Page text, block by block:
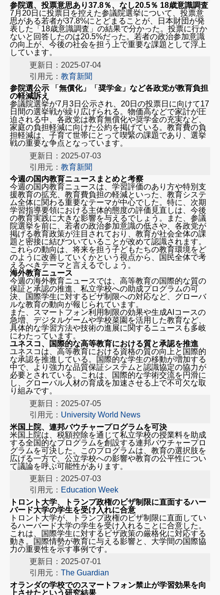
参院選、投票意思あり37.8％、なし20.5％ 18歳意識調査
7月20日に投票日を控えた参議院選挙について、投票意
思がある若者が37.8%にとどまることが、日本財団が発
表した「18歳意識調査」の結果で分かった。投票に行か
ないと回答したのは20.5%だった。若者の政治参加意識
の向上が、今後の社会を担う上で重要な課題として浮上
しています。
更新日：2025-07-04
引用元： 教育新聞
参院選公示 「無償化」「奨学金」など各政党が教育負担
の軽減訴え
参議院選挙が7月3日公示され、20日の投票日に向けて17
日間の選挙戦が繰り広げられる。物価高などで家計が圧
迫される中、各政党は教育無償化や奨学金の充実など、
家庭の負担軽減に向けた公約を掲げている。教育費の負
担軽減は、子育て世帯にとって喫緊の課題であり、選挙
戦の重要な争点となっています。
更新日：2025-07-03
引用元： 教育新聞
今週の国内教育ニュースまとめと考察
今週の国内教育ニュースは、学習評価のあり方や特別支
援教育の拡充、教育費負担の軽減といった、教育システ
ム全体に関わる重要なテーマが中心でした。特に、次期
学習指導要領における主体的態度の評価見直しは、今後
の教育実践に大きな影響を与えるでしょう。また、参議
院選挙を前に、若者の政治参加意識の低さや、各政党が
掲げる教育政策が注目されており、教育が社会全体の課
題と密接に結びついていることが改めて認識されます。
これらの動向は、将来を担う子どもたちの教育環境をど
のように改善していくかという視点から、国民全体で考
えるべきテーマと言えるでしょう。
海外教育ニュース
今週の海外教育ニュースでは、高等教育の国際的な質の
保証と承認の推進、私立学校への助成プログラムの可
決、国際学生に対するビザ制限への対応など、グローバ
ルな教育の動向が報じられています。
また、スマートフォン利用制限の効果や生成AIコースの
急増、デジタルゲームや学校菜園を活用した教育など、
具体的な学習方法や技術の進展に関するニュースも多岐
にわたっています。
ユネスコ、国際的な高等教育における質と承認を推進
ユネスコは、高等教育における資格の質の向上と国際的
な承認を推進している。国際的な学生の移動が増加する
中で、より強力な品質保証システムと認識協定の協力が
必要とされている。これは、国際的な学術交流を円滑に
し、グローバル人材の育成を加速させる上で不可欠な取
り組みです。
更新日：2025-07-05
引用元： University World News
米国上院、連邦バウチャープログラムを可決
米国上院は、税額控除を通じて私立学校の授業料を助成
する全国的なプログラムを創設する連邦バウチャープロ
グラムを可決した。このプログラムは、教育の選択肢を
広げる一方で、公立学校への影響や教育の公平性につい
て議論を呼ぶ可能性があります。
更新日：2025-07-03
引用元： Education Week
トロント大学、トランプ政権のビザ制限に直面するハー
バード大学の学生を受け入れに合意
トロント大学が、トランプ政権のビザ制限に直面してい
るハーバード大学の学生を受け入れることに合意した。
これは、国際学生に対するビザ政策の厳格化に対応する
動き。国際情勢が教育に与える影響と、大学間の国際協
力の重要性を示す事例です。
更新日：2025-07-01
引用元： The Guardian
オランダの学校でのスマートフォン禁止が学習効果を向
上させたという研究結果
国内教育ニュース